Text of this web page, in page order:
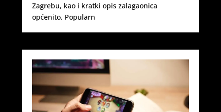
Zagrebu, kao i kratki opis zalagaonica
općenito. Popularn